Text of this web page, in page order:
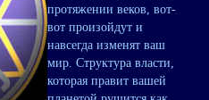
протяжении веков, вот-
вот произойдут и
навсегда изменят ваш
мир. Структура власти,
которая правит вашей